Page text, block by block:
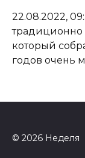
22.08.2022,
традиционно
который
годов очень
© 2026 Неделя